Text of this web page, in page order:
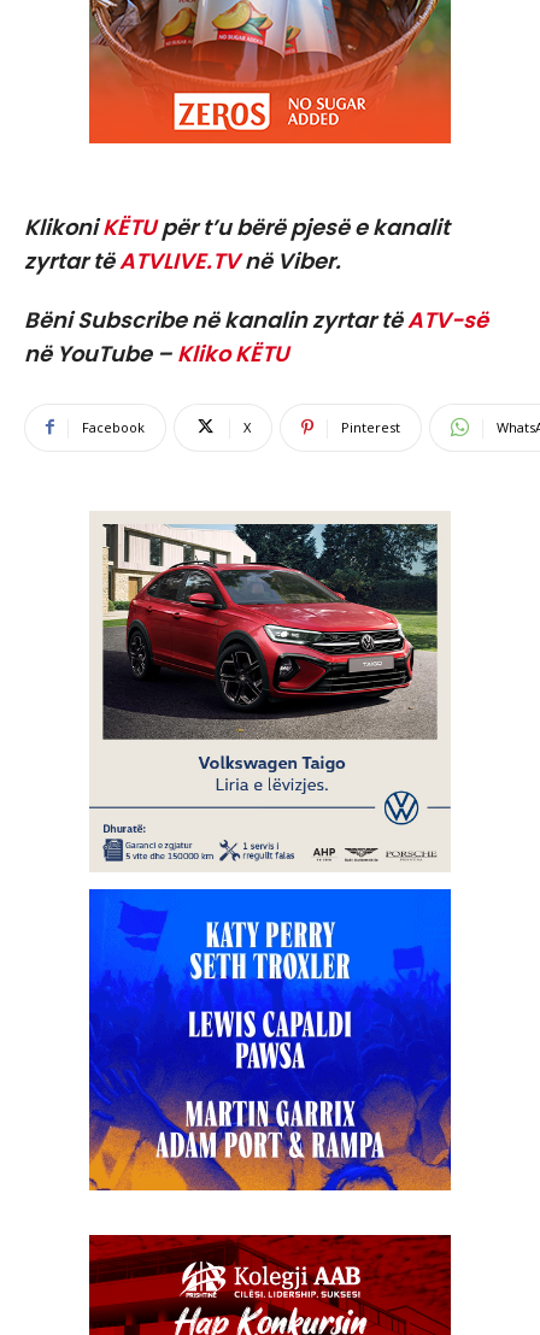
KlikoniKËTUpër t’u bërë pjesë e kanalit
zyrtar tëATVLIVE.TVnë Viber.
Bëni Subscribe në kanalin zyrtar tëATV-së
në YouTube – Kliko KËTU
Facebook X Pinterest